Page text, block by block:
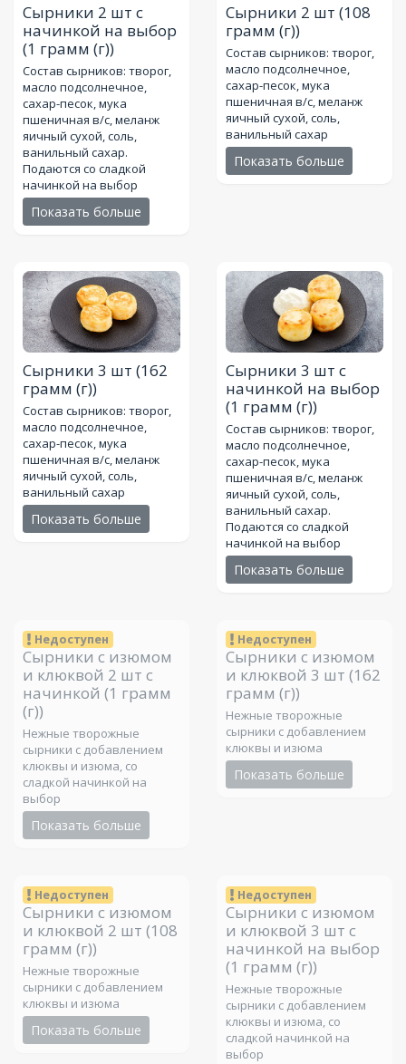
Сырники 2 шт с
начинкой на выбор
(1 грамм (г))
Состав сырников: творог,
масло подсолнечное,
сахар-песок, мука
пшеничная в/с, меланж
яичный сухой, соль,
ванильный сахар.
Подаются со сладкой
начинкой на выбор
Показать больше
Сырники 2 шт (108
грамм (г))
Состав сырников: творог,
масло подсолнечное,
сахар-песок, мука
пшеничная в/с, меланж
яичный сухой, соль,
ванильный сахар
Показать больше
Сырники 3 шт (162
грамм (г))
Состав сырников: творог,
масло подсолнечное,
сахар-песок, мука
пшеничная в/с, меланж
яичный сухой, соль,
ванильный сахар
Показать больше
Сырники 3 шт с
начинкой на выбор
(1 грамм (г))
Состав сырников: творог,
масло подсолнечное,
сахар-песок, мука
пшеничная в/с, меланж
яичный сухой, соль,
ванильный сахар.
Подаются со сладкой
начинкой на выбор
Показать больше
Недоступен
Сырники с изюмом
и клюквой 2 шт с
начинкой (1 грамм
(г))
Нежные творожные
сырники с добавлением
клюквы и изюма, со
сладкой начинкой на
выбор
Показать больше
Недоступен
Сырники с изюмом
и клюквой 3 шт (162
грамм (г))
Нежные творожные
сырники с добавлением
клюквы и изюма
Показать больше
Недоступен
Сырники с изюмом
и клюквой 2 шт (108
грамм (г))
Нежные творожные
сырники с добавлением
клюквы и изюма
Показать больше
Недоступен
Сырники с изюмом
и клюквой 3 шт с
начинкой на выбор
(1 грамм (г))
Нежные творожные
сырники с добавлением
клюквы и изюма, со
сладкой начинкой на
выбор